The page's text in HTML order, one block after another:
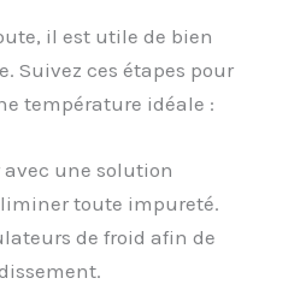
il est utile de bien
Suivez ces étapes pour
température idéale :
avec une solution
toute impureté.
de froid afin de